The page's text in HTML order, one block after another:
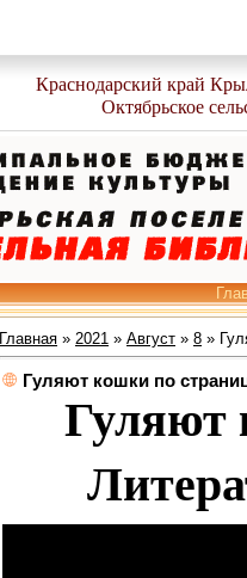
Краснодарский край
Октябрьское
Главная » 2021 » Август » 8 »
Гуляют кошки по
Гуляют